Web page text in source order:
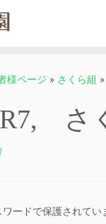
様ページ » さくら組 »
R7, さ
ードで保護されて